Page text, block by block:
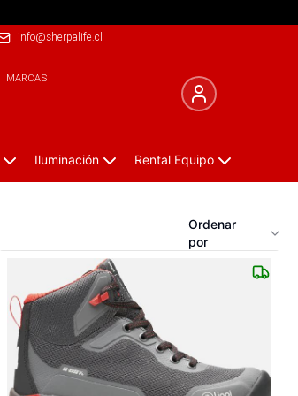
info@sherpalife.cl
MARCAS
Iluminación Rental Equipo
Ordenar
por